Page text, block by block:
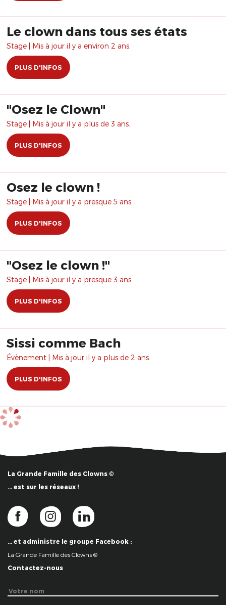
Le clown dans tous ses états
Stage | Mis à jour il y a environ 2 ans.
PLUS D'INFOS
"Osez le Clown"
Stage | Mis à jour il y a plus de 3 ans.
PLUS D'INFOS
Osez le clown !
Stage | Mis à jour il y a presque 5 ans.
PLUS D'INFOS
​"Osez le clown !"
Stage | Mis à jour il y a presque 3 ans.
PLUS D'INFOS
Sissi comme Bach
Évènement | Mis à jour il y a plus de 2 ans.
PLUS D'INFOS
La Grande Famille des Clowns ©
… est sur les réseaux !
… et administre le groupe Facebook :
La Grande Famille des Clowns ©
Contactez-nous